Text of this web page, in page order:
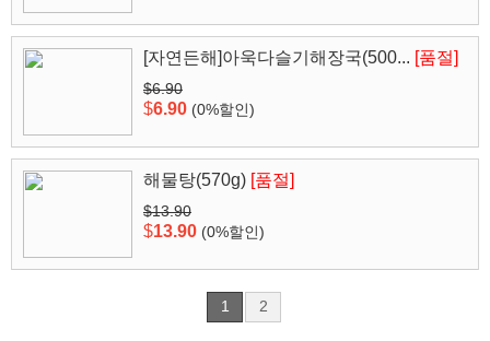
[자연든해]아욱다슬기해장국(500... [품절]
$6.90
$6.90 (0%할인)
해물탕(570g) [품절]
$13.90
$13.90 (0%할인)
1 2